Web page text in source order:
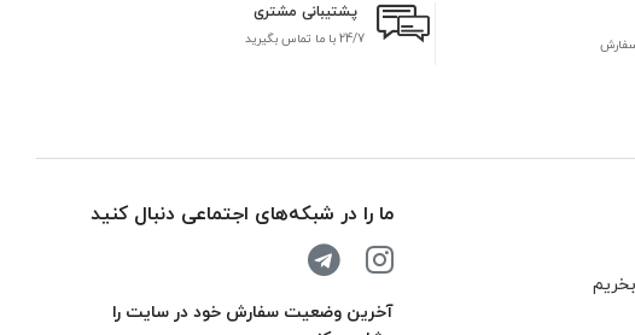
پشتیبانی مشتری
24/7 با ما تماس بگیرید
ما را در شبکه‌های اجتماعی دنبال کنید
آخرین وضعیت سفارش خود در سایت را